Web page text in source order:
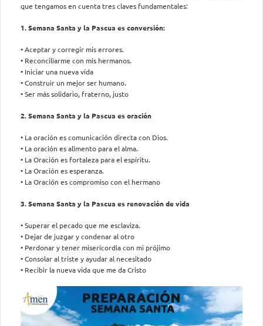
que tengamos en cuenta tres claves fundamentales:
1. Semana Santa y la Pascua es conversión:
• Aceptar y corregir mis errores.
• Reconciliarme con mis hermanos.
• Iniciar una nueva vida
• Construir un mejor ser humano.
• Ser más solidario, fraterno, justo
2. Semana Santa y la Pascua es oración
• La oración es comunicación directa con Dios.
• La oración es alimento para el alma.
• La Oración es fortaleza para el espíritu.
• La Oración es esperanza.
• La Oración es compromiso con el hermano
3. Semana Santa y la Pascua es renovación de vida
• Superar el pecado que me esclaviza.
• Dejar de juzgar y condenar al otro
• Perdonar y tener misericordia con mi prójimo
• Consolar al triste y ayudar al necesitado
• Recibir la nueva vida que me da Cristo